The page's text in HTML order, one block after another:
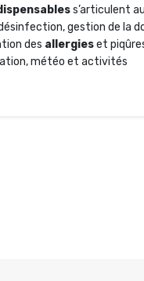
s’articulent
gestion de la
des allergieset
météo et activités